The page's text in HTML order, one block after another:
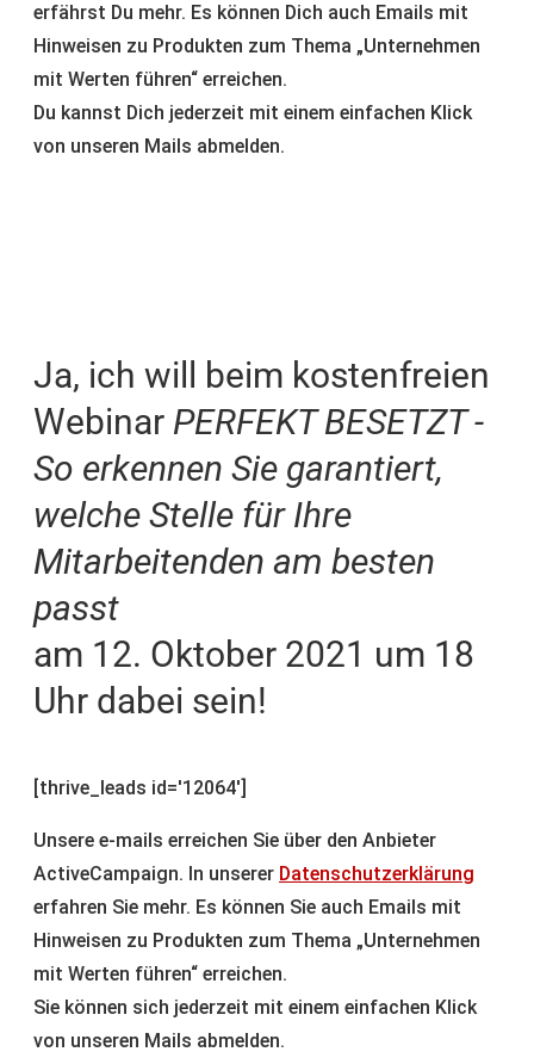
erfährst Du mehr. Es können Dich auch Emails mit
Hinweisen zu Produkten zum Thema „Unternehmen
mit Werten führen“ erreichen.
Du kannst Dich jederzeit mit einem einfachen Klick
von unseren Mails abmelden.
Ja, ich will beim kostenfreien
Webinar PERFEKT BESETZT -
So erkennen Sie garantiert,
welche Stelle für Ihre
Mitarbeitenden am besten
passt
am 12. Oktober 2021 um 18
Uhr dabei sein!
[thrive_leads id='12064']
Unsere e-mails erreichen Sie über den Anbieter
ActiveCampaign. In unserer Datenschutzerklärung
erfahren Sie mehr. Es können Sie auch Emails mit
Hinweisen zu Produkten zum Thema „Unternehmen
mit Werten führen“ erreichen.
Sie können sich jederzeit mit einem einfachen Klick
von unseren Mails abmelden.